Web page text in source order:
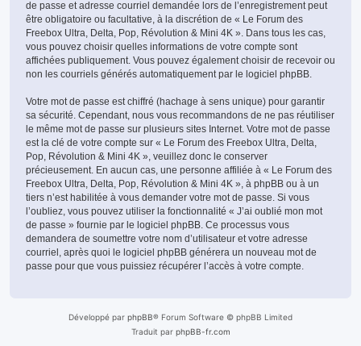
de passe et adresse courriel demandée lors de l’enregistrement peut
être obligatoire ou facultative, à la discrétion de « Le Forum des
Freebox Ultra, Delta, Pop, Révolution & Mini 4K ». Dans tous les cas,
vous pouvez choisir quelles informations de votre compte sont
affichées publiquement. Vous pouvez également choisir de recevoir ou
non les courriels générés automatiquement par le logiciel phpBB.
Votre mot de passe est chiffré (hachage à sens unique) pour garantir
sa sécurité. Cependant, nous vous recommandons de ne pas réutiliser
le même mot de passe sur plusieurs sites Internet. Votre mot de passe
est la clé de votre compte sur « Le Forum des Freebox Ultra, Delta,
Pop, Révolution & Mini 4K », veuillez donc le conserver
précieusement. En aucun cas, une personne affiliée à « Le Forum des
Freebox Ultra, Delta, Pop, Révolution & Mini 4K », à phpBB ou à un
tiers n’est habilitée à vous demander votre mot de passe. Si vous
l’oubliez, vous pouvez utiliser la fonctionnalité « J’ai oublié mon mot
de passe » fournie par le logiciel phpBB. Ce processus vous
demandera de soumettre votre nom d’utilisateur et votre adresse
courriel, après quoi le logiciel phpBB générera un nouveau mot de
passe pour que vous puissiez récupérer l’accès à votre compte.
Développé par phpBB® Forum Software © phpBB Limited
Traduit par phpBB-fr.com